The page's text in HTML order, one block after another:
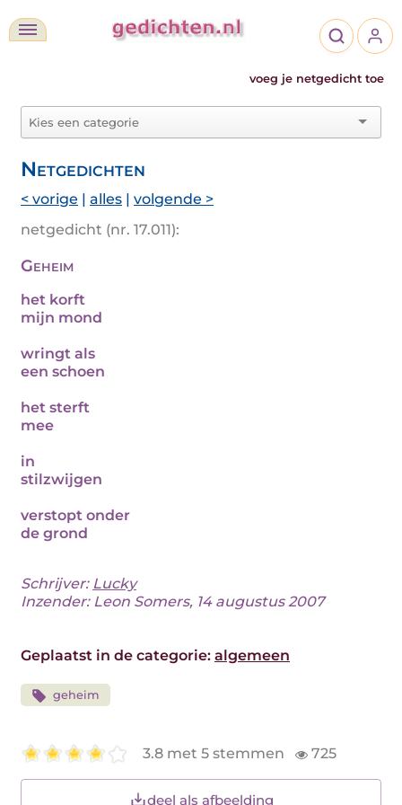
voeg je netgedicht toe
Netgedichten
< vorige | alles | volgende >
netgedicht (nr. 17.011):
Geheim
het korft
mijn mond
wringt als
een schoen
het sterft
mee
in
stilzwijgen
verstopt onder
de grond
Schrijver: Lucky
Inzender: Leon Somers, 14 augustus 2007
Geplaatst in de categorie: algemeen
geheim
3.8 met 5 stemmen 725
deel als afbeelding